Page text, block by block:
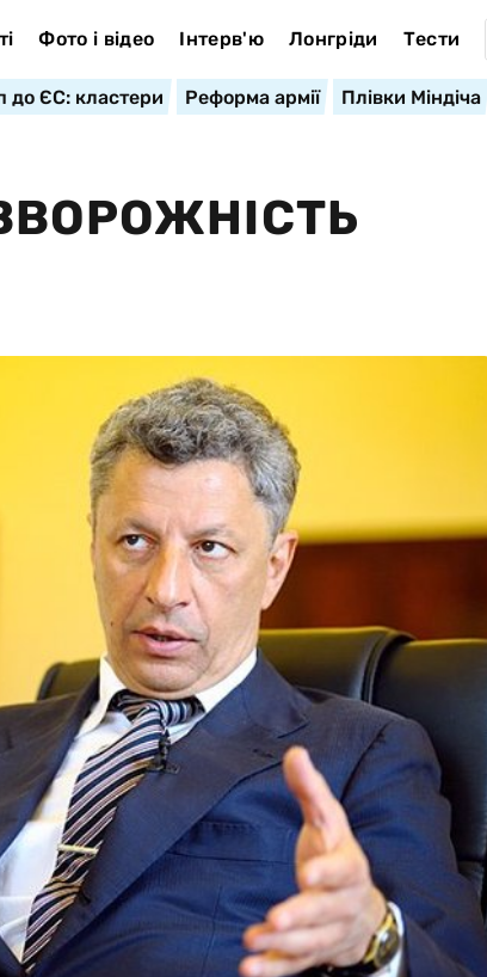
Фото і відео Інтерв'ю Лонгріди Тести
до ЄС: кластери Реформа армії Плівки Міндіча